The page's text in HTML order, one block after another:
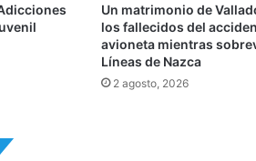
Un matrimonio de
los fallecidos del
avioneta mientras
Líneas de Nazca
2 agosto, 2026